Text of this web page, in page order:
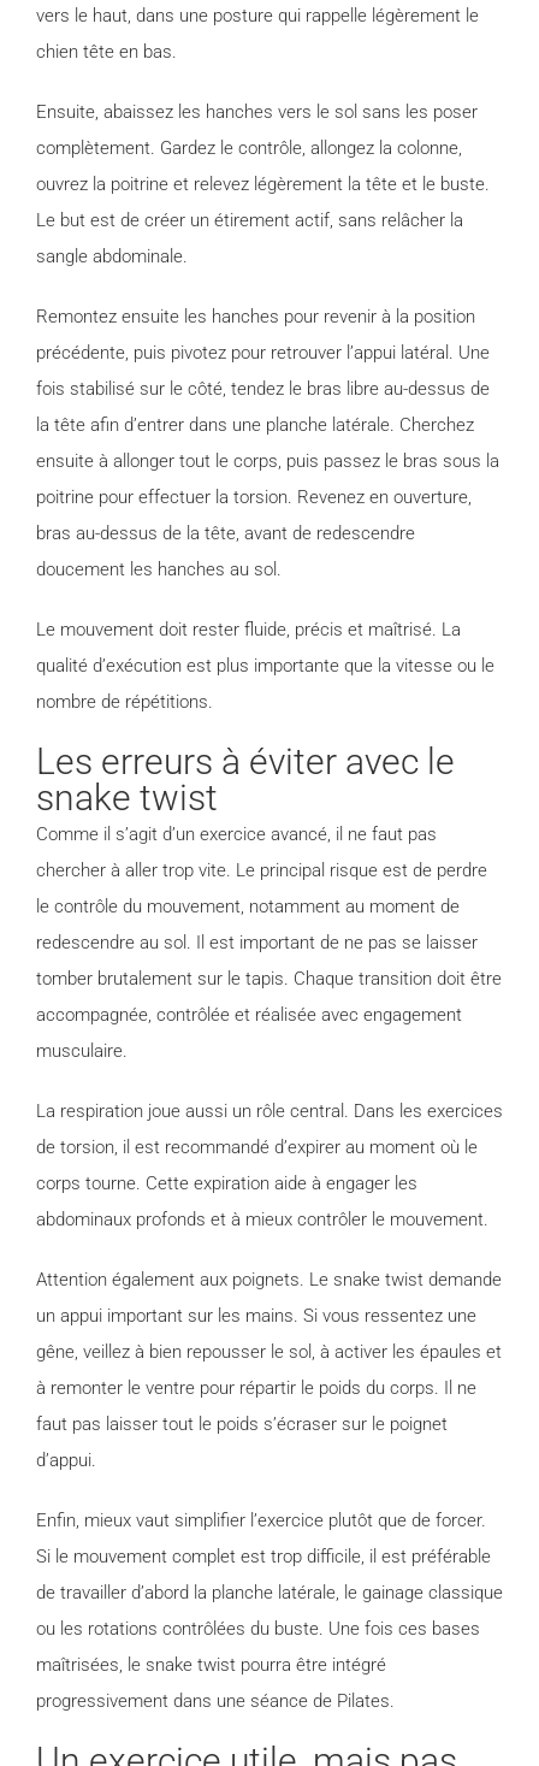
vers le haut, dans une posture qui rappelle légèrement le
chien tête en bas.
Ensuite, abaissez les hanches vers le sol sans les poser
complètement. Gardez le contrôle, allongez la colonne,
ouvrez la poitrine et relevez légèrement la tête et le buste.
Le but est de créer un étirement actif, sans relâcher la
sangle abdominale.
Remontez ensuite les hanches pour revenir à la position
précédente, puis pivotez pour retrouver l’appui latéral. Une
fois stabilisé sur le côté, tendez le bras libre au-dessus de
la tête afin d’entrer dans une planche latérale. Cherchez
ensuite à allonger tout le corps, puis passez le bras sous la
poitrine pour effectuer la torsion. Revenez en ouverture,
bras au-dessus de la tête, avant de redescendre
doucement les hanches au sol.
Le mouvement doit rester fluide, précis et maîtrisé. La
qualité d’exécution est plus importante que la vitesse ou le
nombre de répétitions.
Les erreurs à éviter avec le
snake twist
Comme il s’agit d’un exercice avancé, il ne faut pas
chercher à aller trop vite. Le principal risque est de perdre
le contrôle du mouvement, notamment au moment de
redescendre au sol. Il est important de ne pas se laisser
tomber brutalement sur le tapis. Chaque transition doit être
accompagnée, contrôlée et réalisée avec engagement
musculaire.
La respiration joue aussi un rôle central. Dans les exercices
de torsion, il est recommandé d’expirer au moment où le
corps tourne. Cette expiration aide à engager les
abdominaux profonds et à mieux contrôler le mouvement.
Attention également aux poignets. Le snake twist demande
un appui important sur les mains. Si vous ressentez une
gêne, veillez à bien repousser le sol, à activer les épaules et
à remonter le ventre pour répartir le poids du corps. Il ne
faut pas laisser tout le poids s’écraser sur le poignet
d’appui.
Enfin, mieux vaut simplifier l’exercice plutôt que de forcer.
Si le mouvement complet est trop difficile, il est préférable
de travailler d’abord la planche latérale, le gainage classique
ou les rotations contrôlées du buste. Une fois ces bases
maîtrisées, le snake twist pourra être intégré
progressivement dans une séance de Pilates.